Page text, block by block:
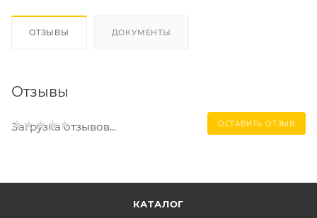
ОТЗЫВЫ ДОКУМЕНТЫ
Отзывы
ОСТАВИТЬ ОТЗЫВ
Загрузка отзывов...
КАТАЛОГ